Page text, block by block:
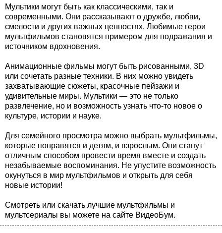
Мультики могут быть как классическими, так и
современными. Они рассказывают о дружбе, любви,
смелости и других важных ценностях. Любимые герои
мультфильмов становятся примером для подражания и
источником вдохновения.
Анимационные фильмы могут быть рисованными, 3D
или сочетать разные техники. В них можно увидеть
захватывающие сюжеты, красочные пейзажи и
удивительные миры. Мультики — это не только
развлечение, но и возможность узнать что-то новое о
культуре, истории и науке.
Для семейного просмотра можно выбрать мультфильмы,
которые понравятся и детям, и взрослым. Они станут
отличным способом провести время вместе и создать
незабываемые воспоминания. Не упустите возможность
окунуться в мир мультфильмов и открыть для себя
новые истории!
Смотреть или скачать лучшие мультфильмы и
мультсериалы вы можете на сайте ВидеоБум.